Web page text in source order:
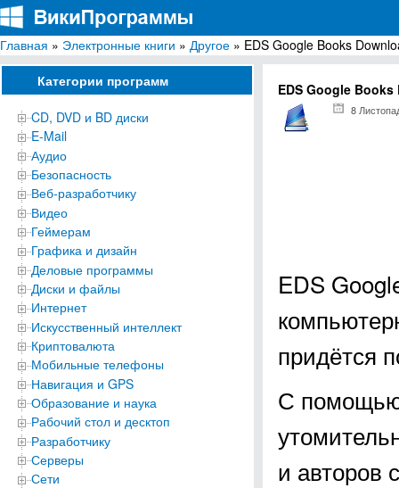
ВикиПрограммы
Энциклопедия бесплатных компьютерных программ для Windows
Главная » Электронные книги » Другое » EDS Google Books
Категории программ
CD, DVD и BD диски
E-Mail
Аудио
Безопасность
Веб-разработчику
Видео
Геймерам
Графика и дизайн
Деловые программы
Диски и файлы
Интернет
Искусственный интеллект
Криптовалюта
Мобильные телефоны
Навигация и GPS
Образование и наука
Рабочий стол и десктоп
Разработчику
Серверы
Сети
EDS Google
8
EDS
придётся
С
и авторов